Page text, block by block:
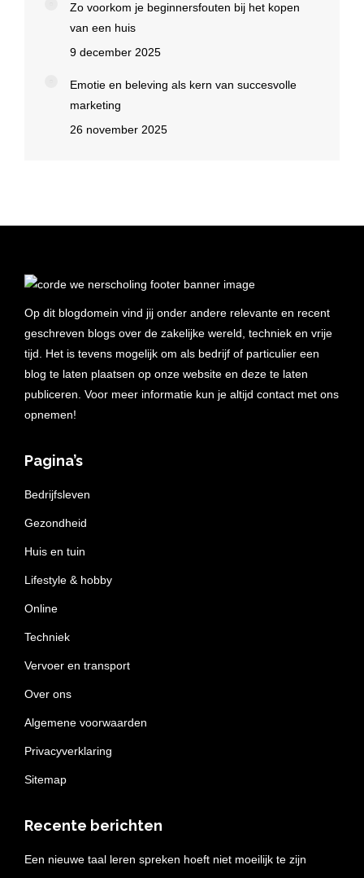
Zo voorkom je beginnersfouten bij het kopen
van een huis
9 december 2025
Emotie en beleving als kern van succesvolle
marketing
26 november 2025
Op dit blogdomein vind jij onder andere relevante en recent
geschreven blogs over de zakelijke wereld, techniek en vrije
tijd. Het is tevens mogelijk om als bedrijf of particulier een
blog te laten plaatsen op onze website en deze te laten
publiceren. Voor meer informatie kun je altijd contact met ons
opnemen!
Pagina’s
Bedrijfsleven
Gezondheid
Huis en tuin
Lifestyle & hobby
Online
Techniek
Vervoer en transport
Over ons
Algemene voorwaarden
Privacyverklaring
Sitemap
Recente berichten
Een nieuwe taal leren spreken hoeft niet moeilijk te zijn